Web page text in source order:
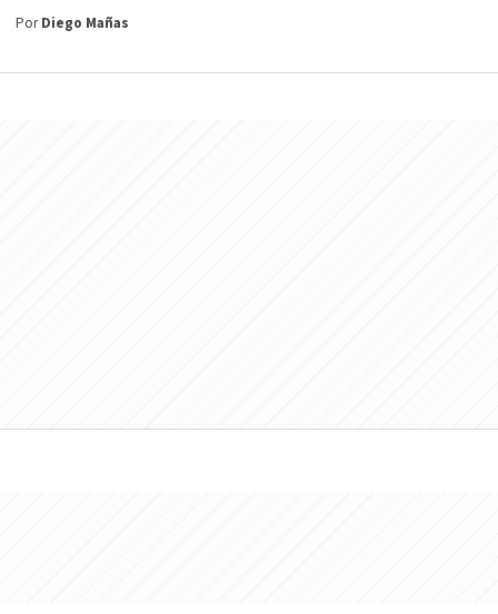
PorDiego Mañas